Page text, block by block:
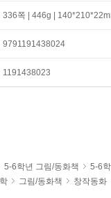
336쪽 | 446g |
9791191438024
1191438023
5-6학년 그림/동화책
5-6
그림/동화책 창작동화